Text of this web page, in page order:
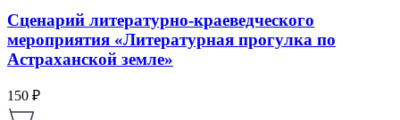
Сценарий литературно-краеведческого
мероприятия «Литературная прогулка по
Астраханской земле»
150 ₽